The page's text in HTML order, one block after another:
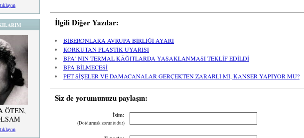
ÖTEN,
İlgili Diğer Yazılar:
BİBERONLARA AVRUPA BİRLİĞİ AYARI
KORKUTAN PLASTİK UYARISI
BPA’ NIN TERMAL KÂĞITLARDA YASAKLANMASI TEKLİF EDİLDİ
BPA BİLMECESİ
PET ŞİŞELER VE DAMACANALAR GERÇEKTEN ZARARLI MI, KANSER YAPIYOR MU?
Siz de yorumunuzu paylaşın:
İsim:
(Doldurmak zorunludur)